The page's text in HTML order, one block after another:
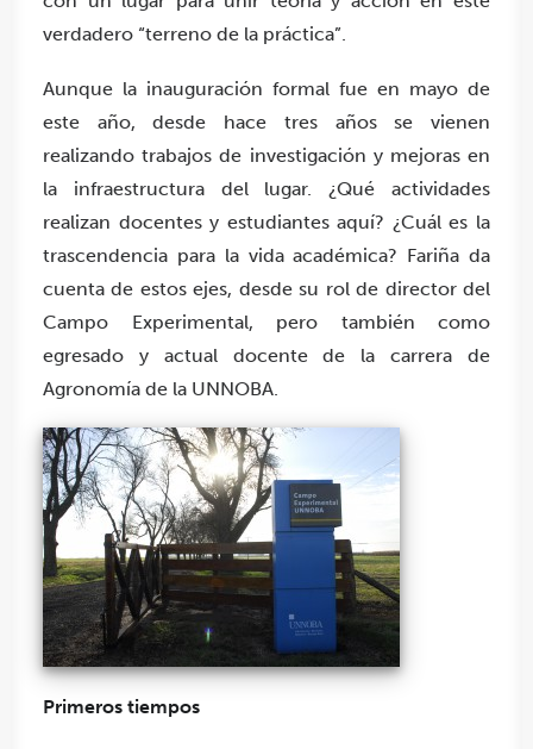
verdadero “terreno de la práctica”.
Aunque la inauguración formal fue en mayo de
este año, desde hace tres años se vienen
realizando trabajos de investigación y mejoras en
la infraestructura del lugar. ¿Qué actividades
realizan docentes y estudiantes aquí? ¿Cuál es la
trascendencia para la vida académica? Fariña da
cuenta de estos ejes, desde su rol de director del
Campo Experimental, pero también como
egresado y actual docente de la carrera de
Agronomía de la UNNOBA.
Primeros tiempos